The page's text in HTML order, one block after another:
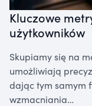
Kluczowe
użytkowników
Skupiamy się na
umożliwiają
dając tym samym
wzmacniania…